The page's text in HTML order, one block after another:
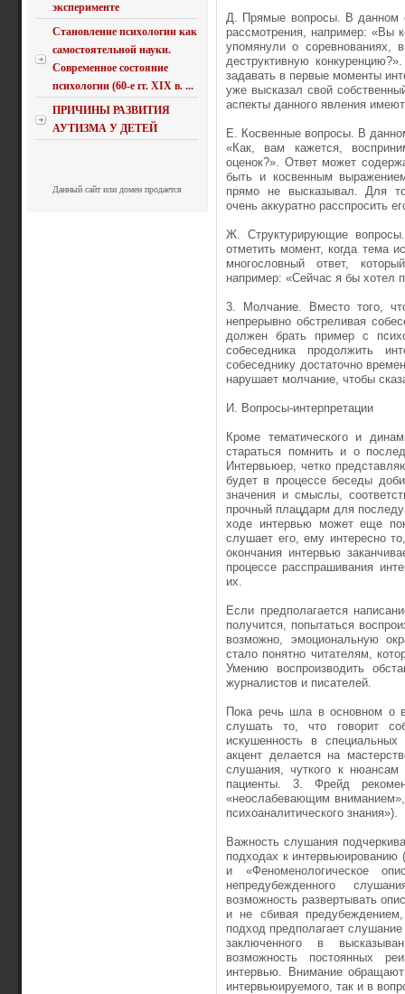
эксперименте
Становление психологии как
самостоятельной науки.
Современное состояние
психологии (60-е гг. XIX в. ...
ПРИЧИНЫ РАЗВИТИЯ
АУТИЗМА У ДЕТЕЙ
Данный сайт или домен продается
Д. Прямые вопросы. В данном
рассмотрения, например: «Вы
упомянули о соревнованиях,
деструктивную
задавать в первые моменты
уже высказал свой
аспекты данного явления
Е. Косвенные вопросы. В
«Как, вам кажется,
оценок?». Ответ может
быть и косвенным
прямо не высказывал. Для
очень аккуратно расспросить
Ж. Структурирующие
отметить момент, когда тема
многословный ответ,
например: «Сейчас я бы хотел
3. Молчание. Вместо того,
непрерывно обстреливая
должен брать пример с
собеседника продолжить
собеседнику достаточно
нарушает молчание, чтобы
И. Вопросы-интерпретации
Кроме тематического и
стараться помнить и о
Интервьюер, четко
будет в процессе беседы
значения и смыслы,
прочный плацдарм для
ходе интервью может еще
слушает его, ему интересно
окончания интервью
процессе расспрашивания
их.
Если предполагается
получится, попытаться
возможно, эмоциональную
стало понятно читателям,
Умению воспроизводить
журналистов и писателей.
Пока речь шла в основном о
слушать то, что говорит
искушенность в
акцент делается на
слушания, чуткого к
пациенты. 3. Фрейд
«неослабевающим
психоаналитического знания»).
Важность слушания
подходах к интервьюированию
и «Феноменологическое
непредубежденного
возможность развертывать
и не сбивая
подход предполагает
заключенного в
возможность постоянных
интервью. Внимание
интервьюируемого, так и в